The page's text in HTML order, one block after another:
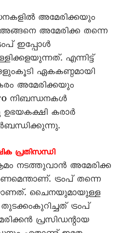
അമേരിക്കയും
അങ്ങനെ അമേരിക്ക തന്നെ
ഇപ്പോൾ
എന്നിട്ട്
ഏകകണ്ഠമായി
അമേരിക്കയും
നിബന്ധനകൾ
കരാർ
പ്രതിസന്ധി
നടത്തുവാൻ അമേരിക്ക
ട്രംപ് തന്നെ
ചൈനയുമായുള്ള
ട്രംപ്
പ്രസിഡന്റായ